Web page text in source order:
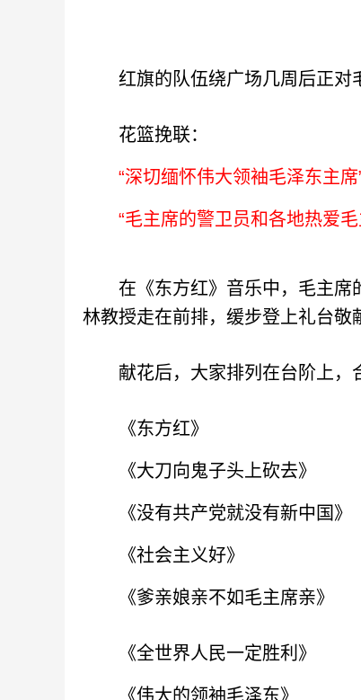
红旗的队伍绕广场几周后正对
花篮挽联：
“深切缅怀伟大领袖毛泽东主席
“毛主席的警卫员和各地热爱毛
在《东方红》音乐中，毛主席
林教授走在前排，缓步登上礼台敬
献花后，大家排列在台阶上，
《东方红》
《大刀向鬼子头上砍去》
《没有共产党就没有新中国》
《社会主义好》
《爹亲娘亲不如毛主席亲》
《全世界人民一定胜利》
《伟大的领袖毛泽东》